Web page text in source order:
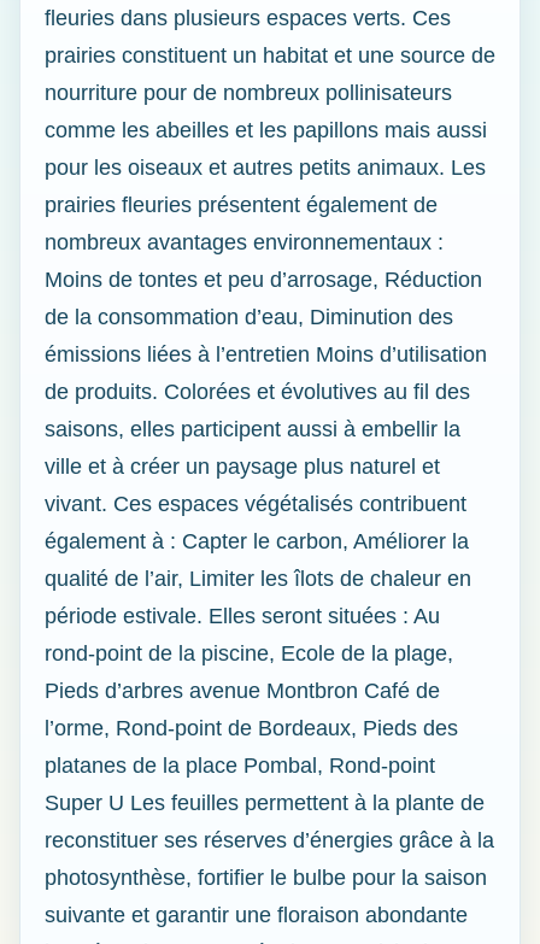
fleuries dans plusieurs espaces verts. Ces
prairies constituent un habitat et une source de
nourriture pour de nombreux pollinisateurs
comme les abeilles et les papillons mais aussi
pour les oiseaux et autres petits animaux. Les
prairies fleuries présentent également de
nombreux avantages environnementaux :
Moins de tontes et peu d’arrosage, Réduction
de la consommation d’eau, Diminution des
émissions liées à l’entretien Moins d’utilisation
de produits. Colorées et évolutives au fil des
saisons, elles participent aussi à embellir la
ville et à créer un paysage plus naturel et
vivant. Ces espaces végétalisés contribuent
également à : Capter le carbon, Améliorer la
qualité de l’air, Limiter les îlots de chaleur en
période estivale. Elles seront situées : Au
rond-point de la piscine, Ecole de la plage,
Pieds d’arbres avenue Montbron Café de
l’orme, Rond-point de Bordeaux, Pieds des
platanes de la place Pombal, Rond-point
Super U Les feuilles permettent à la plante de
reconstituer ses réserves d’énergies grâce à la
photosynthèse, fortifier le bulbe pour la saison
suivante et garantir une floraison abondante